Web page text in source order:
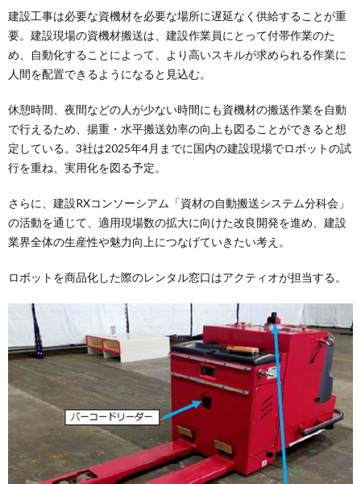
建設工事は必要な資機材を必要な場所に遅延なく供給することが重
要。建設現場の資機材搬送は、建設作業員にとって付帯作業のた
め、自動化することによって、より高いスキルが求められる作業に
人間を配置できるようになると見込む。
休憩時間、夜間などの人が少ない時間にも資機材の搬送作業を自動
で行えるため、揚重・水平搬送効率の向上も図ることができると想
定している。3社は2025年4月までに国内の建設現場でロボットの試
行を重ね、実用化を図る予定。
さらに、建設RXコンソーシアム「資材の自動搬送システム分科会」
の活動を通じて、適用現場数の拡大に向けた改良開発を進め、建設
業界全体の生産性や魅力向上につなげていきたい考え。
ロボットを商品化した際のレンタル窓口はアクティオが担当する。